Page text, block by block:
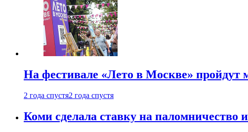
На фестивале «Лето в Москве» пройдут
2 года спустя2 года спустя
Коми сделала ставку на паломничество